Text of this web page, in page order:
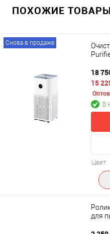
ПОХОЖИЕ
Снова в продаже
18
15
В
Цвет
для